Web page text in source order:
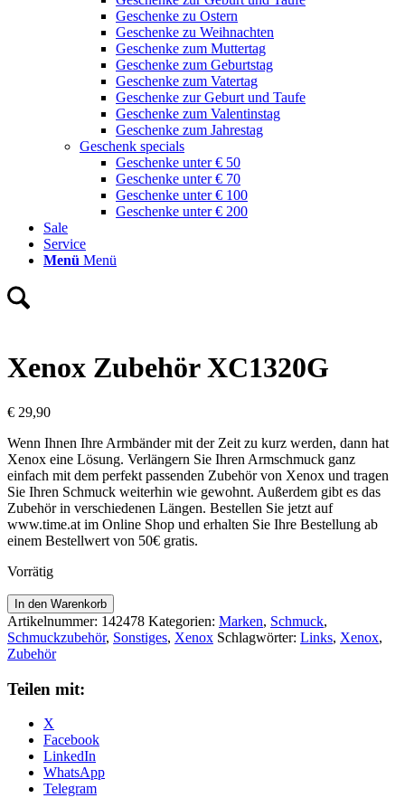
Geschenke zu Ostern
Geschenke zu Weihnachten
Geschenke zum Muttertag
Geschenke zum Geburtstag
Geschenke zum Vatertag
Geschenke zur Geburt und Taufe
Geschenke zum Valentinstag
Geschenke zum Jahrestag
Geschenk specials
Geschenke unter € 50
Geschenke unter € 70
Geschenke unter € 100
Geschenke unter € 200
Sale
Service
Menü Menü
Xenox Zubehör XC1320G
€ 29,90
Wenn Ihnen Ihre Armbänder mit der Zeit zu kurz werden, dann hat
Xenox eine Lösung. Verlängern Sie Ihren Armschmuck ganz
einfach mit dem perfekt passenden Zubehör von Xenox und tragen
Sie Ihren Schmuck weiterhin wie gewohnt. Außerdem gibt es das
Zubehör in verschiedenen Längen. Bestellen Sie jetzt auf
www.time.at im Online Shop und erhalten Sie Ihre Bestellung ab
einem Bestellwert von 50€ gratis.
Vorrätig
Xenox
Zubehör
XC1320G
Menge
In den Warenkorb
Artikelnummer: 142478 Kategorien: Marken, Schmuck,
Schmuckzubehör, Sonstiges, Xenox Schlagwörter: Links, Xenox,
Zubehör
Teilen mit:
X
Facebook
LinkedIn
WhatsApp
Telegram